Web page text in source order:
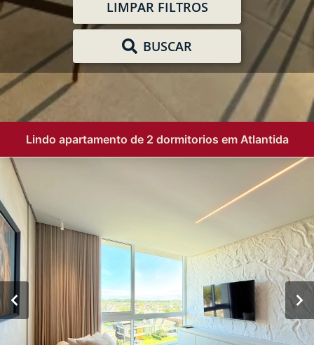
LIMPAR FILTROS
BUSCAR
Lindo apartamento de 2 dormitorios em Atlantida